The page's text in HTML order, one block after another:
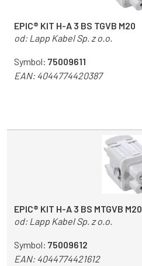
EPIC® KIT H-A 3 BS TGVB M20
od: Lapp Kabel Sp. z o.o.
Symbol: 75009611
EAN:4044774420387
EPIC® KIT H-A 3 BS MTGVB M20
od: Lapp Kabel Sp. z o.o.
Symbol: 75009612
EAN:4044774421612